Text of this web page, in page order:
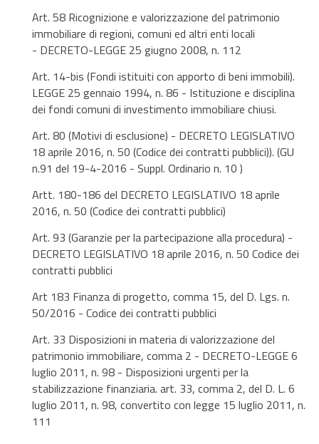
Art. 58 Ricognizione e valorizzazione del patrimonio
immobiliare di regioni, comuni ed altri enti locali
- DECRETO-LEGGE 25 giugno 2008, n. 112
Art. 14-bis (Fondi istituiti con apporto di beni immobili).
LEGGE 25 gennaio 1994, n. 86 - Istituzione e disciplina
dei fondi comuni di investimento immobiliare chiusi.
Art. 80 (Motivi di esclusione) - DECRETO LEGISLATIVO
18 aprile 2016, n. 50 (Codice dei contratti pubblici)). (GU
n.91 del 19-4-2016 - Suppl. Ordinario n. 10 )
Artt. 180-186 del DECRETO LEGISLATIVO 18 aprile
2016, n. 50 (Codice dei contratti pubblici)
Art. 93 (Garanzie per la partecipazione alla procedura) -
DECRETO LEGISLATIVO 18 aprile 2016, n. 50 Codice dei
contratti pubblici
Art 183 Finanza di progetto, comma 15, del D. Lgs. n.
50/2016 - Codice dei contratti pubblici
Art. 33 Disposizioni in materia di valorizzazione del
patrimonio immobiliare, comma 2 - DECRETO-LEGGE 6
luglio 2011, n. 98 - Disposizioni urgenti per la
stabilizzazione finanziaria. art. 33, comma 2, del D. L. 6
luglio 2011, n. 98, convertito con legge 15 luglio 2011, n.
111